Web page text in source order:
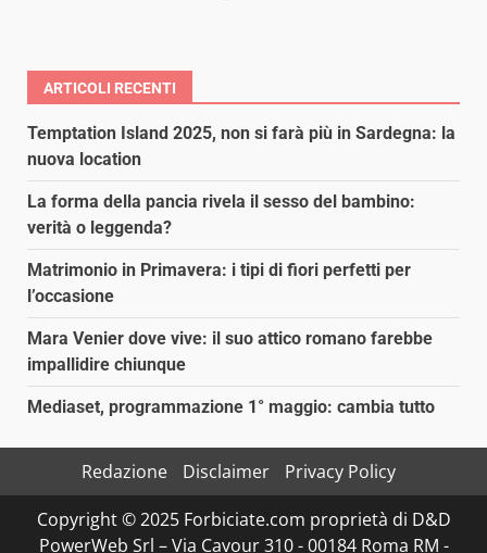
ARTICOLI RECENTI
Temptation Island 2025, non si farà più in Sardegna: la
nuova location
La forma della pancia rivela il sesso del bambino:
verità o leggenda?
Matrimonio in Primavera: i tipi di fiori perfetti per
l’occasione
Mara Venier dove vive: il suo attico romano farebbe
impallidire chiunque
Mediaset, programmazione 1° maggio: cambia tutto
Redazione Disclaimer
Privacy Policy
Copyright © 2025 Forbiciate.com proprietà di D&D
PowerWeb Srl – Via Cavour 310 - 00184 Roma RM -